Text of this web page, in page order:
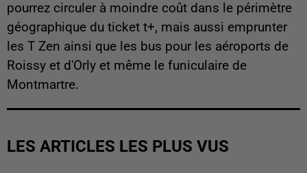
pourrez circuler à moindre coût dans le périmètre
géographique du ticket t+, mais aussi emprunter
les T Zen ainsi que les bus pour les aéroports de
Roissy et d'Orly et même le funiculaire de
Montmartre.
LES ARTICLES LES PLUS VUS